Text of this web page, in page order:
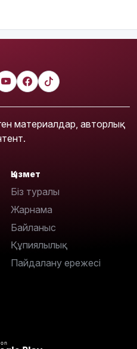
материалдар, авторлық
Қызмет
Біз туралы
Жарнама
Байланыс
Құпиялылық
Пайдалану ережесі